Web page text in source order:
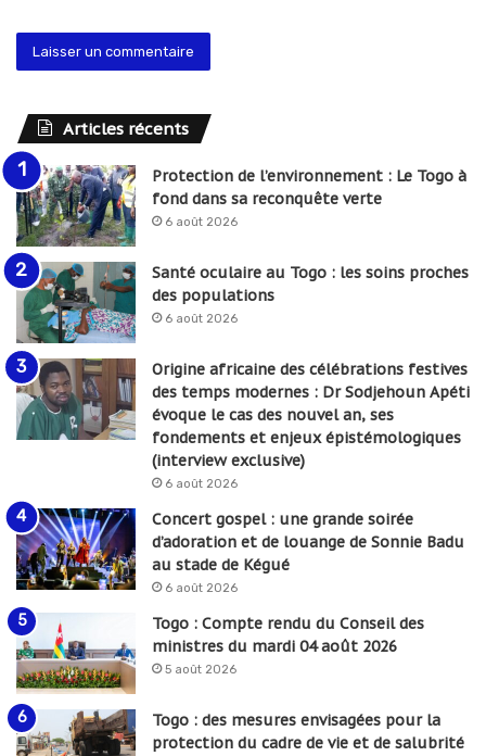
Articles récents
Protection de l’environnement : Le Togo à
fond dans sa reconquête verte
6 août 2026
Santé oculaire au Togo : les soins proches
des populations
6 août 2026
Origine africaine des célébrations festives
des temps modernes : Dr Sodjehoun Apéti
évoque le cas des nouvel an, ses
fondements et enjeux épistémologiques
(interview exclusive)
6 août 2026
Concert gospel : une grande soirée
d’adoration et de louange de Sonnie Badu
au stade de Kégué
6 août 2026
Togo : Compte rendu du Conseil des
ministres du mardi 04 août 2026
5 août 2026
Togo : des mesures envisagées pour la
protection du cadre de vie et de salubrité